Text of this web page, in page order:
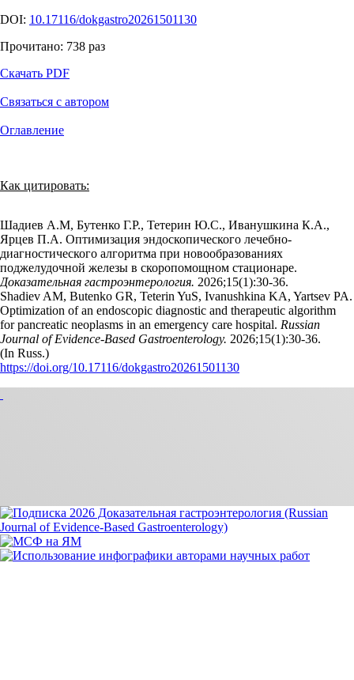
DOI: 10.17116/dokgastro20261501130
Прочитано: 738 раз
Скачать PDF
Связаться с автором
Оглавление
Как цитировать:
Шадиев А.М, Бутенко Г.Р., Тетерин Ю.С., Иванушкина К.А.,
Ярцев П.А. Оптимизация эндоскопического лечебно-
диагностического алгоритма при новообразованиях
поджелудочной железы в скоропомощном стационаре.
Доказательная гастроэнтерология. 2026;15(1):30‑36.
Shadiev AM, Butenko GR, Teterin YuS, Ivanushkina KA, Yartsev PA.
Optimization of an endoscopic diagnostic and therapeutic algorithm
for pancreatic neoplasms in an emergency care hospital. Russian
Journal of Evidence-Based Gastroenterology. 2026;15(1):30‑36.
(In Russ.)
https://doi.org/10.17116/dokgastro20261501130